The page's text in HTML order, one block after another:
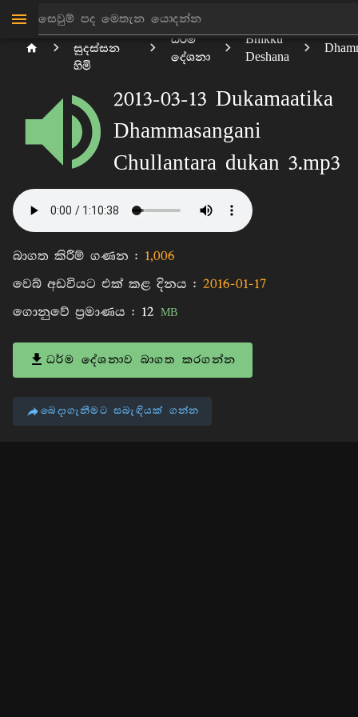
සුදස්සන
හිමි
ධර්ම
දේශනා
Bhikku
Deshana
2013-03-13 Dukamaatika
Dhammasangani
Chullantara dukan 3.mp3
බාගත කිරීම් ගණන : 1,006
වෙබ් අඩවියට එක් කළ දිනය : 2016-01-17
ගොනුවේ ප්‍රමාණය : 12 MB
ධර්ම දේශනාව බාගත කරගන්න
බෙදාගැනීමට සබැඳියක් ගන්න